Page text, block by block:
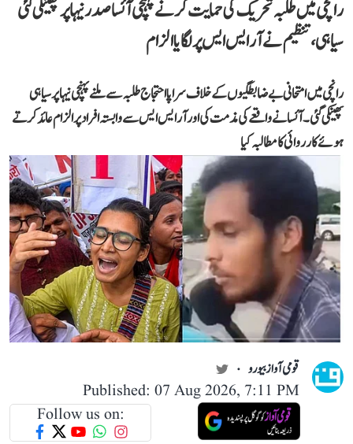
رانچی میں طلبہ تحریک کی حمایت کرنے پہنچی آئسا صدر نیہا پر پھینکی گئی
سیاہی، تنظیم نے آر ایس ایس پر لگایا الزام
رانچی میں امتحانی بے ضابطگیوں کے خلاف سراپا احتجاج طلبہ سے ملنے پہنچی نیہا پر سیاہی
پھینکی گئی۔ آئسا نے واقعے کی مذمت کی اور آر ایس ایس سے وابستہ افراد پر الزام عائد کرتے
ہوئے کارروائی کا مطالبہ کیا
قومی آواز بیورو
Published: 07 Aug 2026, 7:11 PM
Follow us on: